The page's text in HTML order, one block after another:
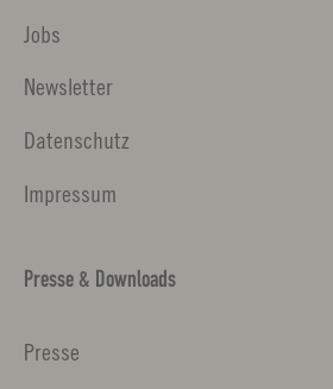
Jobs
Newsletter
Datenschutz
Impressum
Presse & Downloads
Presse